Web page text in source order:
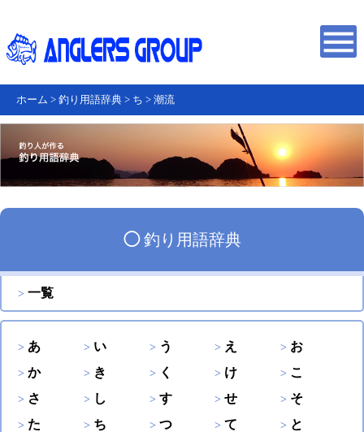
ホーム > 釣り用語辞典 > ち > 潮流
◯釣り用語辞典
一覧
あ い う え
お
か
き く け
こ
さ
し す せ
そ
た
ち つ て
と